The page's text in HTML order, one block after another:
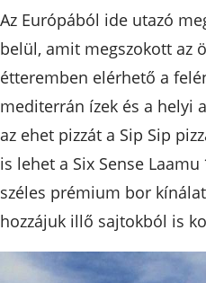
Az Európából ide utazó
belül, amit megszokott az
étteremben elérhető a
mediterrán ízek és a helyi
az ehet pizzát a Sip Sip
is lehet a Six Sense
széles prémium bor
hozzájuk illő sajtokból is